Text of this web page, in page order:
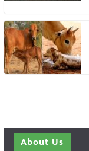
About Us